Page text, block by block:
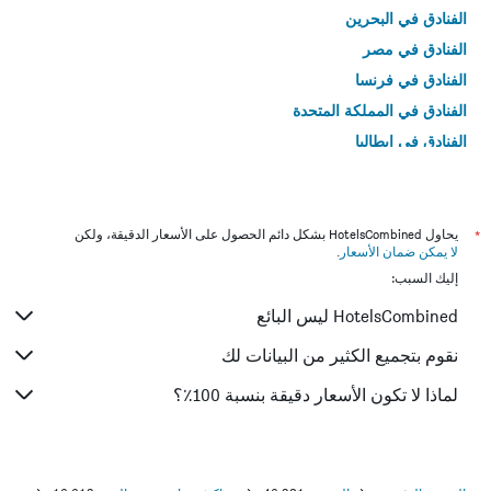
الفنادق في البحرين
الفنادق في مصر
الفنادق في فرنسا
الفنادق في المملكة المتحدة
الفنادق في إيطاليا
*
يحاول HotelsCombined بشكل دائم الحصول على الأسعار الدقيقة، ولكن
لا يمكن ضمان الأسعار .
إليك السبب:
HotelsCombined ليس البائع
نقوم بتجميع الكثير من البيانات لك
لماذا لا تكون الأسعار دقيقة بنسبة 100٪؟